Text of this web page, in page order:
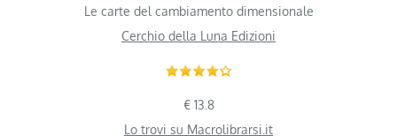
Le carte del cambiamento dimensionale
Cerchio della Luna Edizioni
€ 13.8
Lo trovi su Macrolibrarsi.it